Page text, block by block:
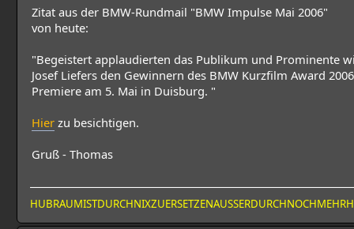
Zitat aus der BMW-Rundmail "BMW Impulse Mai 2006"
von heute:
"Begeistert applaudierten das Publikum und Prominente
Josef Liefers den Gewinnern des BMW Kurzfilm Award
Premiere am 5. Mai in Duisburg. "
Hier zu besichtigen.
Gruß - Thomas